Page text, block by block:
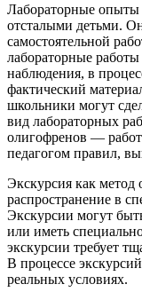
Лабораторные опыты
отсталыми детьми.
самостоятельной
лабораторные
наблюдения, в
фактический
школьники могут
вид лабораторных
олигофренов —
педагогом правил,
Экскурсия как метод
распространение в
Экскурсии могут
или иметь
экскурсии требует
В процессе
реальных условиях.